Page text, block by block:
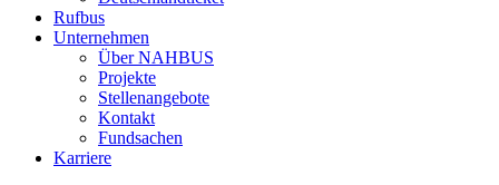
Rufbus
Unternehmen
Über NAHBUS
Projekte
Stellenangebote
Kontakt
Fundsachen
Karriere